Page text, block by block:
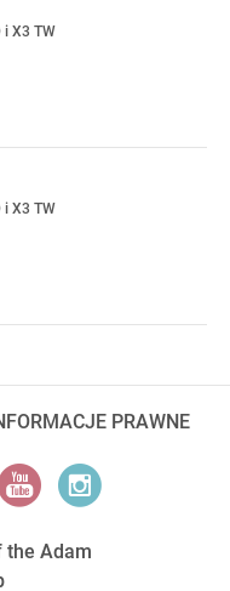
i X3 TW
i X3 TW
PRAWNE
the Adam